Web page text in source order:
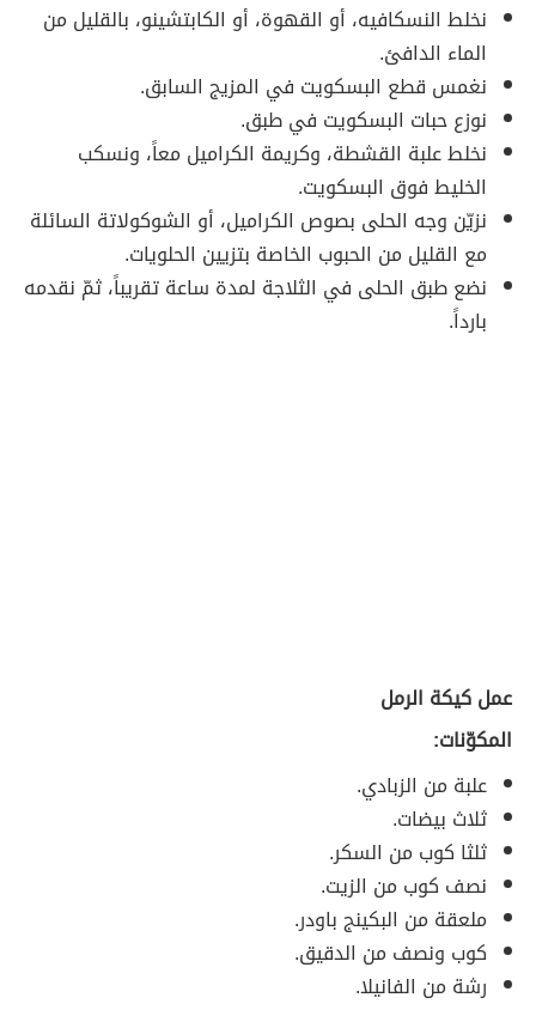
نخلط النسكافيه، أو القهوة، أو الكابتشينو، بالقليل من
الماء الدافئ.
نغمس قطع البسكويت في المزيج السابق.
نوزع حبات البسكويت في طبق.
نخلط علبة القشطة، وكريمة الكراميل معاً، ونسكب
الخليط فوق البسكويت.
نزيّن وجه الحلى بصوص الكراميل، أو الشوكولاتة السائلة
مع القليل من الحبوب الخاصة بتزيين الحلويات.
نضع طبق الحلى في الثلاجة لمدة ساعة تقريباً، ثمّ نقدمه
بارداً.
عمل كيكة الرمل
المكوّنات:
علبة من الزبادي.
ثلاث بيضات.
ثلثا كوب من السكر.
نصف كوب من الزيت.
ملعقة من البكينج باودر.
كوب ونصف من الدقيق.
رشة من الفانيلا.